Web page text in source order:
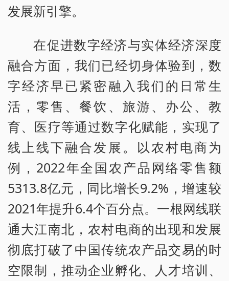
发展新引擎。
在促进数字经济与实体经济深度
融合方面，我们已经切身体验到，数
字经济早已紧密融入我们的日常生
活，零售、餐饮、旅游、办公、教
育、医疗等通过数字化赋能，实现了
线上线下融合发展。以农村电商为
例，2022年全国农产品网络零售额
5313.8亿元，同比增长9.2%，增速较
2021年提升6.4个百分点。一根网线联
通大江南北，农村电商的出现和发展
彻底打破了中国传统农产品交易的时
空限制，推动企业孵化、人才培训、